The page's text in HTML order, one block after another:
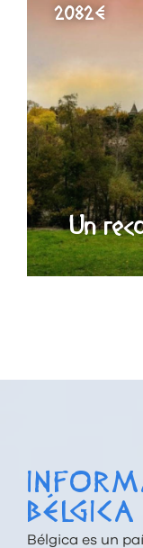
Un
2082€
BÉLGICA
Bélgica es un